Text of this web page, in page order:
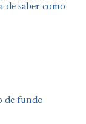
de saber como
de fundo